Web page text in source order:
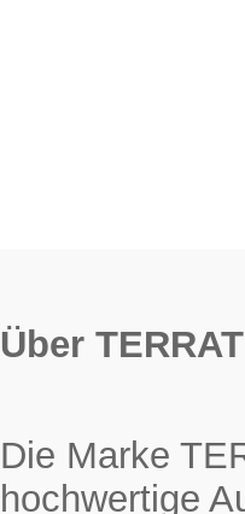
Über
Die Marke
hochwertige